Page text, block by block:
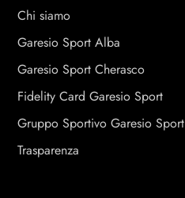
Chi siamo
Garesio Sport Alba
Garesio Sport Cherasco
Fidelity Card Garesio Sport
Gruppo Sportivo Garesio Sport
Trasparenza